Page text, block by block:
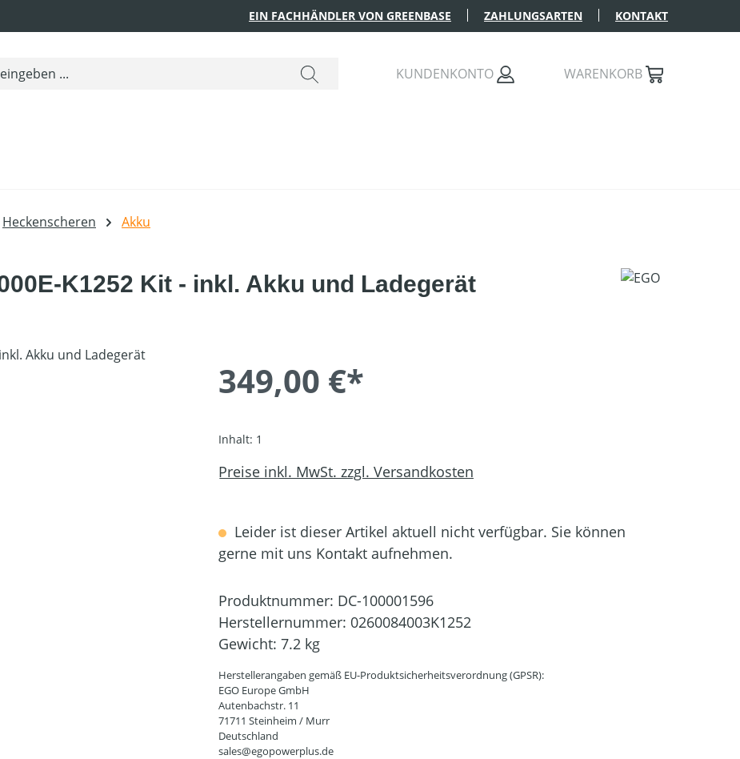
EIN FACHHÄNDLER VON GREENBASE ZAHLUNGSARTEN KONTAKT
KUNDENKONTO WARENKORB
Heckenscheren Akku
K1252 Kit - inkl. Akku und Ladegerät
349,00 €*
Inhalt: 1
Preise inkl. MwSt. zzgl. Versandkosten
Leider ist dieser Artikel aktuell nicht verfügbar. Sie können
gerne mit uns Kontakt aufnehmen.
Produktnummer: DC-100001596
Herstellernummer: 0260084003K1252
Gewicht: 7.2 kg
Herstellerangaben gemäß EU-Produktsicherheitsverordnung (GPSR):
EGO Europe GmbH
Autenbachstr. 11
71711 Steinheim / Murr
Deutschland
sales@egopowerplus.de